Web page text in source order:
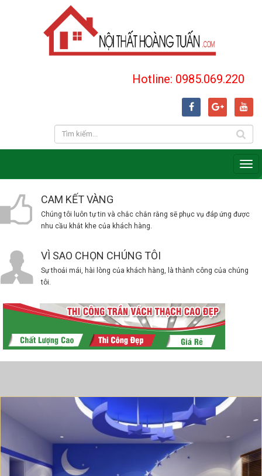
Hotline: 0985.069.220
CAM KẾT VÀNG
Chúng tôi luôn tự tin và chắc chắn rằng sẽ phục vụ đáp ứng được
nhu cầu khắt khe của khách hàng.
VÌ SAO CHỌN CHÚNG TÔI
Sự thoải mái, hài lòng của khách hàng, là thành công của chúng
tôi.